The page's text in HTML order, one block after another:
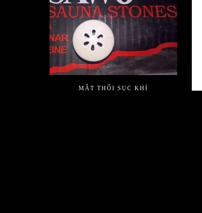
MẮT THỔI SỤC KHÍ